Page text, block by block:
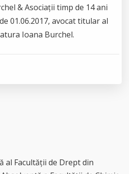
& Asociații timp de 14 ani
01.06.2017, avocat titular al
Ioana Burchel.
al Facultății de Drept din